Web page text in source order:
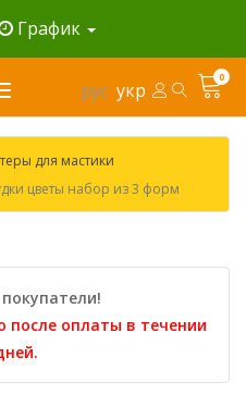
График
рус укр
0
для мастики
цветы набор из 3 форм
после оплаты в течении